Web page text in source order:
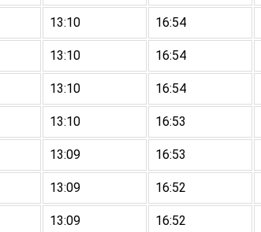
13:10 16:54
13:10 16:54
13:10 16:54
13:10 16:53
13:09 16:53
13:09 16:52
13:09 16:52